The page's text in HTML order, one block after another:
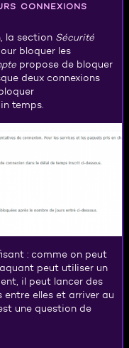
connexions
la section Sécurité
bloquer les
propose de bloquer
deux connexions
temps.
: comme on peut
peut utiliser un
il peut lancer des
entre elles et arriver au
une question de